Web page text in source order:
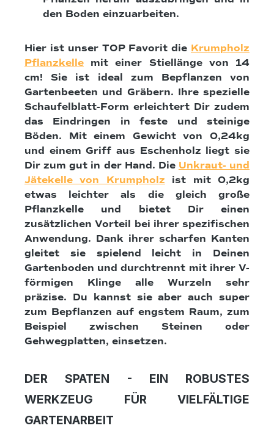
den Boden einzuarbeiten.
Hier ist unser TOP Favorit die Krumpholz
Pflanzkelle mit einer Stiellänge von 14
cm! Sie ist ideal zum Bepflanzen von
Gartenbeeten und Gräbern. Ihre spezielle
Schaufelblatt-Form erleichtert Dir zudem
das Eindringen in feste und steinige
Böden. Mit einem Gewicht von 0,24kg
und einem Griff aus Eschenholz liegt sie
Dir zum gut in der Hand. Die Unkraut- und
Jätekelle von Krumpholz ist mit 0,2kg
etwas leichter als die gleich große
Pflanzkelle und bietet Dir einen
zusätzlichen Vorteil bei ihrer spezifischen
Anwendung. Dank ihrer scharfen Kanten
gleitet sie spielend leicht in Deinen
Gartenboden und durchtrennt mit ihrer V-
förmigen Klinge alle Wurzeln sehr
präzise. Du kannst sie aber auch super
zum Bepflanzen auf engstem Raum, zum
Beispiel zwischen Steinen oder
Gehwegplatten, einsetzen.
DER SPATEN - EIN ROBUSTES
WERKZEUG FÜR VIELFÄLTIGE
GARTENARBEIT